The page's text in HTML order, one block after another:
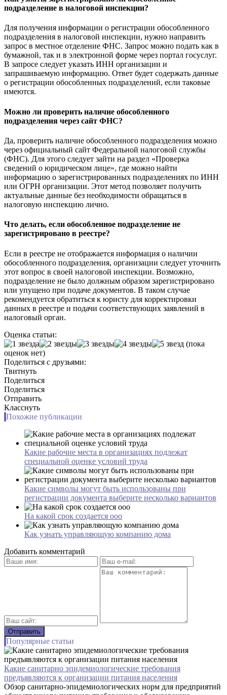
подразделение в налоговой инспекции?
Для получения информации о регистрации обособленного
подразделения в налоговой инспекции, нужно направить
запрос в местное отделение ФНС. Запрос можно подать как в
бумажной, так и в электронной форме через портал госуслуг.
В запросе следует указать ИНН организации и
запрашиваемую информацию. Ответ будет содержать данные
о регистрации обособленных подразделений, если таковые
имеются.
Можно ли проверить наличие обособленного
подразделения через сайт ФНС?
Да, проверить наличие обособленного подразделения можно
через официальный сайт Федеральной налоговой службы
(ФНС). Для этого следует зайти на раздел «Проверка
сведений о юридическом лице», где можно найти
информацию о зарегистрированных подразделениях по ИНН
или ОГРН организации. Этот метод позволяет получить
актуальные данные без необходимости обращаться в
налоговую инспекцию лично.
Что делать, если обособленное подразделение не
зарегистрировано в реестре?
Если в реестре не отображается информация о наличии
обособленного подразделения, организации следует уточнить
этот вопрос в своей налоговой инспекции. Возможно,
подразделение не было должным образом зарегистрировано
или упущено при подаче документов. В таком случае
рекомендуется обратиться к юристу для корректировки
данных в реестре и подачи соответствующих заявлений в
налоговый орган.
Оценка статьи:
(пока
оценок нет)
Поделиться с друзьями:
Твитнуть
Поделиться
Поделиться
Отправить
Класснуть
Похожие публикации
Какие рабочие места в организациях подлежат
специальной оценке условий труда
Какие символы могут быть использованы при
регистрации документа выберите несколько вариантов
На какой срок создается ооо
Как узнать управляющую компанию дома
Добавить комментарий
Популярные статьи
Какие санитарно эпидемиологические требования
предъявляются к организации питания населения
Обзор санитарно-эпидемиологических норм для предприятий